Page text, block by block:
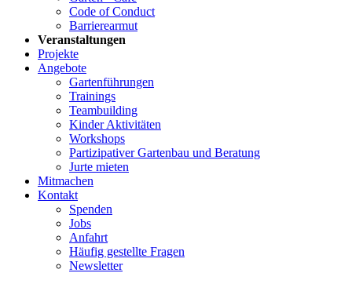
Code of Conduct
Barrierearmut
Veranstaltungen
Projekte
Angebote
Gartenführungen
Trainings
Teambuilding
Kinder Aktivitäten
Workshops
Partizipativer Gartenbau und Beratung
Jurte mieten
Mitmachen
Kontakt
Spenden
Jobs
Anfahrt
Häufig gestellte Fragen
Newsletter